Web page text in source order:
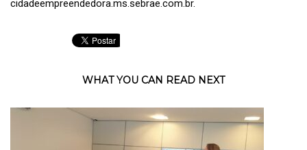
cidadeempreendedora.ms.sebrae.com.br.
WHAT YOU CAN READ NEXT